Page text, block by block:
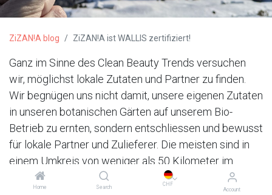
Home Search
CHF
Account
ZiZAN!A blog ZiZAN!A ist WALLIS zertifiziert!
Ganz im Sinne des Clean Beauty Trends versuchen
wir, möglichst lokale Zutaten und Partner zu finden.
Wir begnügen uns nicht damit, unsere eigenen Zutaten
in unseren botanischen Gärten auf unserem Bio-
Betrieb zu ernten, sondern entschliessen und bewusst
für lokale Partner und Zulieferer. Die meisten sind in
einem Umkreis von weniger als 50 Kilometer im
schweizerischen Kanton Wallis.